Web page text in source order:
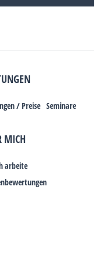
/ Preise Seminare
MICH
arbeite